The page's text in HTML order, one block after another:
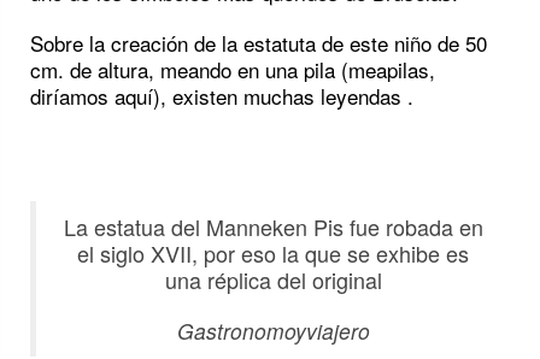
Sobre la creación de la estatuta de este niño de 50
cm. de altura, meando en una pila (meapilas,
diríamos aquí), existen muchas leyendas .
La estatua del Manneken Pis fue robada en
el siglo XVII, por eso la que se exhibe es
una réplica del original
Gastronomoyviajero